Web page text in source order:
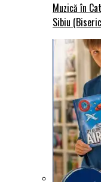
Muzică în
Sibiu